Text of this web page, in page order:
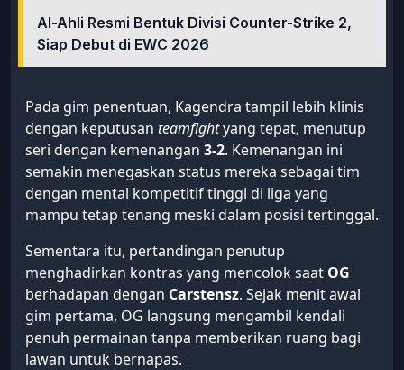
Al-Ahli Resmi Bentuk Divisi Counter-Strike 2,
Siap Debut di EWC 2026
Pada gim penentuan, Kagendra tampil lebih klinis
dengan keputusan teamfightyang tepat, menutup
seri dengan kemenangan 3-2. Kemenangan ini
semakin menegaskan status mereka sebagai tim
dengan mental kompetitif tinggi di liga yang
mampu tetap tenang meski dalam posisi tertinggal.
Sementara itu, pertandingan penutup
menghadirkan kontras yang mencolok saat OG
berhadapan dengan Carstensz. Sejak menit awal
gim pertama, OG langsung mengambil kendali
penuh permainan tanpa memberikan ruang bagi
lawan untuk bernapas.